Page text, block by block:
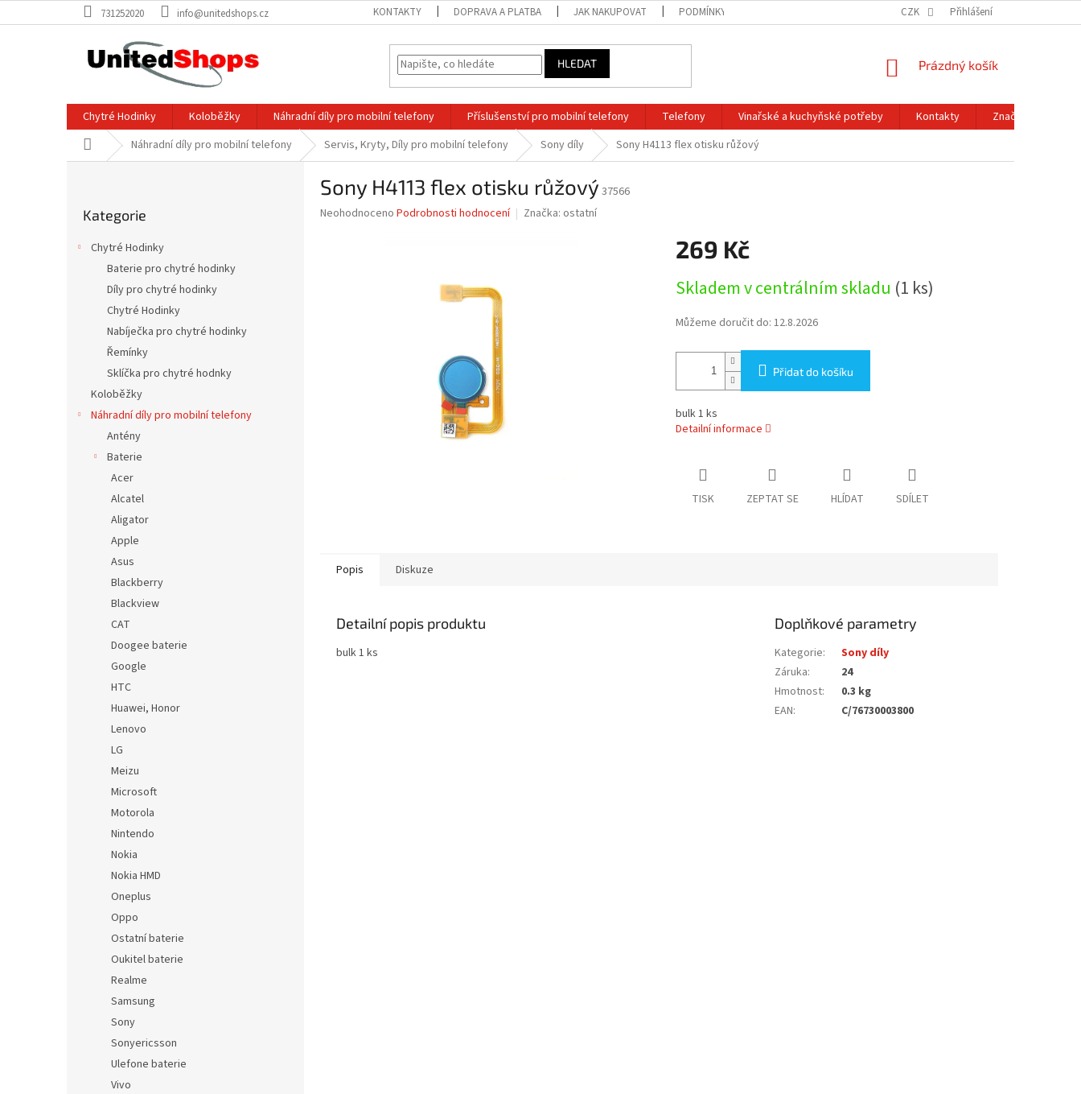
na
731252020 info@unitedshops.cz KONTAKTY DOPRAVA A PLATBA JAK NAKUPOVAT PODMÍNKY OCHRANY OSOBNÍCH ÚDAJŮ OBCHODNÍ PODMÍNKY
CZK Přihlášení
HLEDAT
NÁKUPNÍ
Prázdný košík
Chytré Hodinky Koloběžky Náhradní díly pro mobilní telefony Příslušenství pro mobilní telefony Telefony Vinařské a kuchyňské potřeby Kontakty
Značky
Domů Náhradní díly pro mobilní telefony Servis, Kryty, Díly pro mobilní telefony Sony díly Sony H4113 flex otisku růžový
kategorie
Kategorie
Chytré Hodinky
Baterie pro chytré hodinky
Díly pro chytré hodinky
Chytré Hodinky
Nabíječka pro chytré hodinky
Řemínky
Sklíčka pro chytré hodnky
Koloběžky
Náhradní díly pro mobilní telefony
Antény
Baterie
Acer
Alcatel
Aligator
Apple
Asus
Blackberry
Blackview
CAT
Doogee baterie
Google
HTC
Huawei, Honor
Lenovo
LG
Meizu
Microsoft
Motorola
Nintendo
Nokia
Nokia HMD
Oneplus
Oppo
Ostatní baterie
Oukitel baterie
Realme
Samsung
Sony
Sonyericsson
Ulefone baterie
Vivo
Sony H4113 flex otisku růžový 37566
Průměrné
Neohodnoceno Podrobnosti hodnocení Značka: ostatní
269 Kč
cena:
Skladem v centrálním skladu (1 ks)
Můžeme doručit do: 12.8.2026
Přidat do košíku
bulk 1 ks
Detailní informace
TISK ZEPTAT SE HLÍDAT SDÍLET
Popis Diskuze
Detailní popis produktu
bulk 1 ks
Doplňkové parametry
Kategorie:
Sony díly
Záruka:
24
Hmotnost:
0.3 kg
EAN: C/76730003800